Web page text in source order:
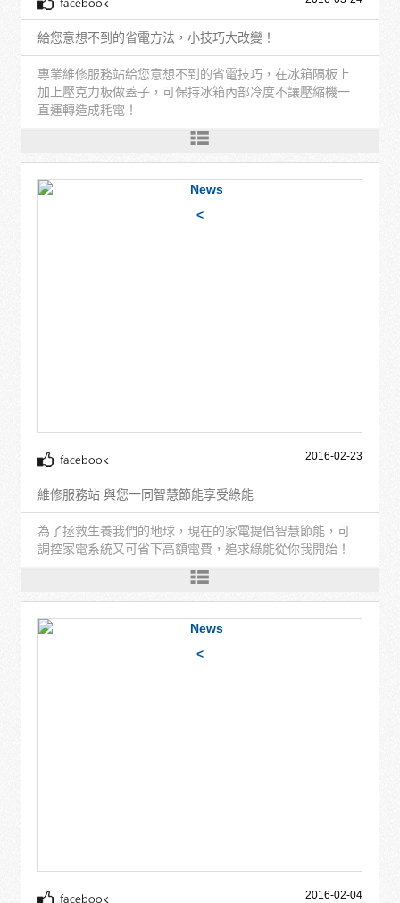
給您意想不到的省電方法，小技巧大改變！
專業維修服務站給您意想不到的省電技巧，在冰箱隔板上
加上壓克力板做蓋子，可保持冰箱內部冷度不讓壓縮機一
直運轉造成耗電！
<
2016-02-23
維修服務站 與您一同智慧節能享受綠能
為了拯救生養我們的地球，現在的家電提倡智慧節能，可
調控家電系統又可省下高額電費，追求綠能從你我開始！
<
2016-02-04